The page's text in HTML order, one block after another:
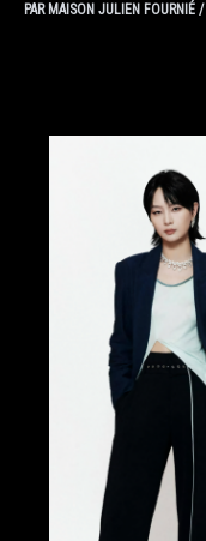
PAR MAISON JULIEN FOURNIÉ /